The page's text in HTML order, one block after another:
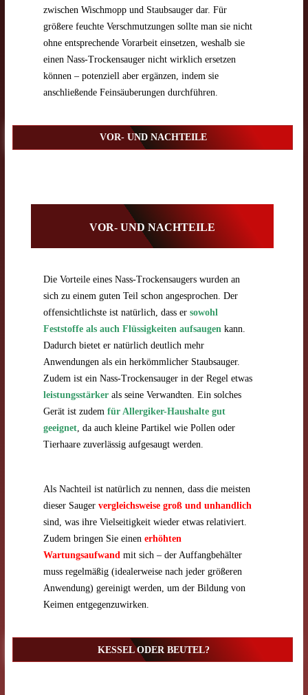
zwischen Wischmopp und Staubsauger dar. Für
größere feuchte Verschmutzungen sollte man sie nicht
ohne entsprechende Vorarbeit einsetzen, weshalb sie
einen Nass-Trockensauger nicht wirklich ersetzen
können – potenziell aber ergänzen, indem sie
anschließende Feinsäuberungen durchführen.
VOR- UND NACHTEILE
VOR- UND NACHTEILE
Die Vorteile eines Nass-Trockensaugers wurden an
sich zu einem guten Teil schon angesprochen. Der
offensichtlichste ist natürlich, dass er sowohl
Feststoffe als auch Flüssigkeiten aufsaugenkann.
Dadurch bietet er natürlich deutlich mehr
Anwendungen als ein herkömmlicher Staubsauger.
Zudem ist ein Nass-Trockensauger in der Regel etwas
leistungsstärker als seine Verwandten. Ein solches
Gerät ist zudem für Allergiker-Haushalte gut
geeignet, da auch kleine Partikel wie Pollen oder
Tierhaare zuverlässig aufgesaugt werden.
Als Nachteil ist natürlich zu nennen, dass die meisten
dieser Sauger vergleichsweise groß und unhandlich
sind, was ihre Vielseitigkeit wieder etwas relativiert.
Zudem bringen Sie einen erhöhten
Wartungsaufwandmit sich – der Auffangbehälter
muss regelmäßig (idealerweise nach jeder größeren
Anwendung) gereinigt werden, um der Bildung von
Keimen entgegenzuwirken.
KESSEL ODER BEUTEL?